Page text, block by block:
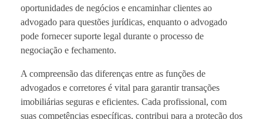
oportunidades de negócios e encaminhar clientes ao
advogado para questões jurídicas, enquanto o advogado
pode fornecer suporte legal durante o processo de
negociação e fechamento.
A compreensão das diferenças entre as funções de
advogados e corretores é vital para garantir transações
imobiliárias seguras e eficientes. Cada profissional, com
suas competências específicas, contribui para a proteção dos